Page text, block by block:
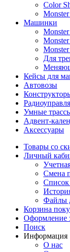
Color
Машинки
Monster
Для
Кейсы для
Автовозы
Умные
Адвент-
Аксессуары
Товары со
Личный
Смена
Список
Файлы
Корзина
Оформление
Поиск
Информация
О нас